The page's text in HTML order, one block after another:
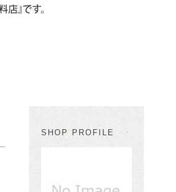
SHOP PROFILE